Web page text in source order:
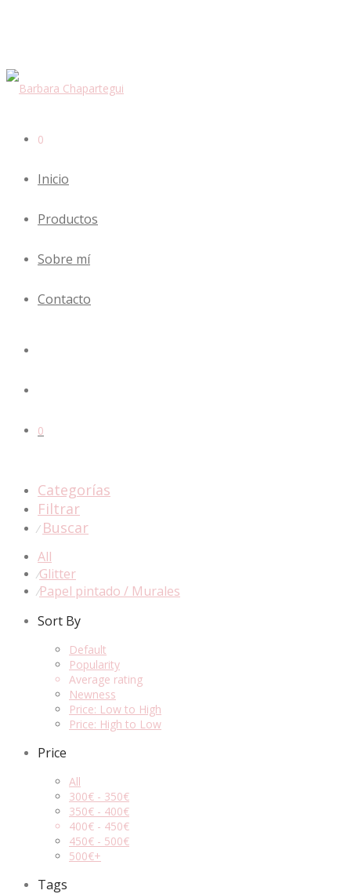
0
Inicio
Productos
Sobre mí
Contacto
0
Categorías
Filtrar
⁄ Buscar
All
⁄Glitter
⁄Papel pintado / Murales
Sort By
Default
Popularity
Average rating
Newness
Price: Low to High
Price: High to Low
Price
All
300€ - 350€
350€ - 400€
400€ - 450€
450€ - 500€
500€+
Tags